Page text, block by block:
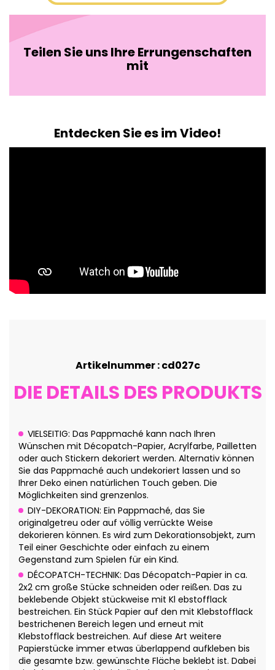
Teilen Sie uns Ihre Errungenschaften
mit
Entdecken Sie es im Video!
Artikelnummer : cd027c
DIE DETAILS DES PRODUKTS
VIELSEITIG: Das Pappmaché kann nach Ihren
Wünschen mit Décopatch-Papier, Acrylfarbe, Pailletten
oder auch Stickern dekoriert werden. Alternativ können
Sie das Pappmaché auch undekoriert lassen und so
Ihrer Deko einen natürlichen Touch geben. Die
Möglichkeiten sind grenzenlos.
DIY-DEKORATION: Ein Pappmaché, das Sie
originalgetreu oder auf völlig verrückte Weise
dekorieren können. Es wird zum Dekorationsobjekt, zum
Teil einer Geschichte oder einfach zu einem
Gegenstand zum Spielen für ein Kind.
DÉCOPATCH-TECHNIK: Das Décopatch-Papier in ca.
2x2 cm große Stücke schneiden oder reißen. Das zu
beklebende Objekt stückweise mit Kl ebstofflack
bestreichen. Ein Stück Papier auf den mit Klebstofflack
bestrichenen Bereich legen und erneut mit
Klebstofflack bestreichen. Auf diese Art weitere
Papierstücke immer etwas überlappend aufkleben bis
die gesamte bzw. gewünschte Fläche beklebt ist. Dabei